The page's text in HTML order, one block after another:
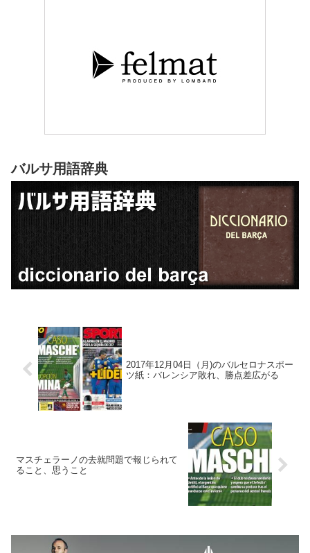
バルサ用語辞典
2017年12月04日（月)のバルセロナスポー
ツ紙：バレンシア敗れ、勝点差広がる
マスチェラーノの去就問題で報じられて
ること、思うこと